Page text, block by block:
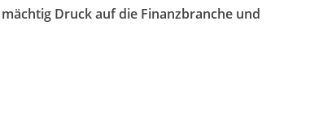
Druck auf die Finanzbranche und